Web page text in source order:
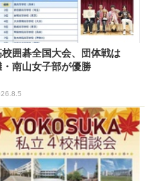
校囲碁全国大会、団体戦は
・南山女子部が優勝